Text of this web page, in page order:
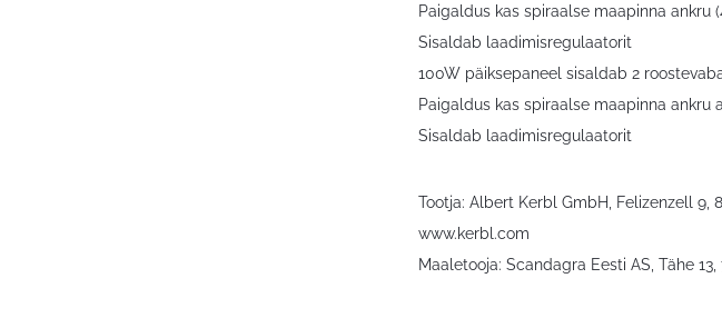
Paigaldus kas spiraalse maapinna ankru
Sisaldab laadimisregulaatorit
100W päiksepaneel sisaldab 2
Paigaldus kas spiraalse maapinna
Sisaldab laadimisregulaatorit
Tootja: Albert Kerbl GmbH, Felizenzell 9,
www.kerbl.com
Maaletooja: Scandagra Eesti AS, Tähe 13,